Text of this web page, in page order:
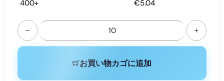
400+ €5.04
Uwin Crystal Twins 40K 40000 Puffs | dual option
お買い物カゴに追加